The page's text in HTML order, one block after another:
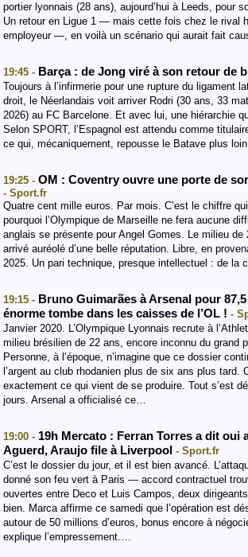
portier lyonnais (28 ans), aujourd’hui à Leeds, pour
Un retour en Ligue 1 — mais cette fois chez le rival
employeur —, en voilà un scénario qui aurait fait
19:45 - Barça : de Jong viré à son retour de
Toujours à l’infirmerie pour une rupture du ligament
droit, le Néerlandais voit arriver Rodri (30 ans, 33
2026) au FC Barcelone. Et avec lui, une hiérarchie
Selon SPORT, l’Espagnol est attendu comme
ce qui, mécaniquement, repousse le Batave plus
19:25 - OM : Coventry ouvre une porte de
- Sport.fr
Quatre cent mille euros. Par mois. C’est le chiffre
pourquoi l’Olympique de Marseille ne fera aucune
anglais se présente pour Angel Gomes. Le milieu de
arrivé auréolé d’une belle réputation. Libre, en
2025. Un pari technique, presque intellectuel : de la
19:15 - Bruno Guimarães à Arsenal pour
énorme tombe dans les caisses de l’OL ! -
Janvier 2020. L’Olympique Lyonnais recrute à
milieu brésilien de 22 ans, encore inconnu du grand
Personne, à l’époque, n’imagine que ce dossier
l’argent au club rhodanien plus de six ans plus tard.
exactement ce qui vient de se produire. Tout s’est
jours. Arsenal a officialisé ce…
19:00 - 19h Mercato : Ferran Torres a dit oui
Aguerd, Araujo file à Liverpool - Sport.fr
C’est le dossier du jour, et il est bien avancé.
donné son feu vert à Paris — accord contractuel
ouvertes entre Deco et Luis Campos, deux
bien. Marca affirme ce samedi que l’opération est
autour de 50 millions d’euros, bonus encore à
explique l’empressement.…